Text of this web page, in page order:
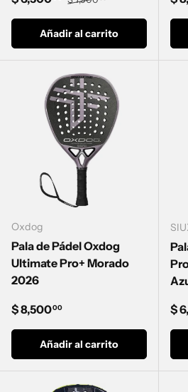
Añadir al carrito
Oxdog
Pala de Pádel Oxdog
Ultimate Pro+ Morado
2026
Precio normal
$ 8,50000
Añadir al carrito
$